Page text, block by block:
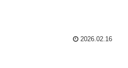
2026.02.16